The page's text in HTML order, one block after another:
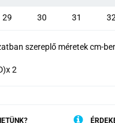
29 30 31
szereplő méretek cm-
2